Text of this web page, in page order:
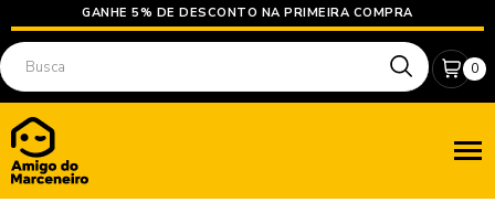
GANHE 5% DE DESCONTO NA PRIMEIRA COMPRA
0